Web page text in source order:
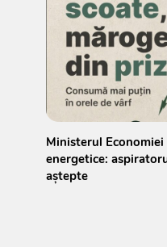
Ministerul
energetice:
aștepte